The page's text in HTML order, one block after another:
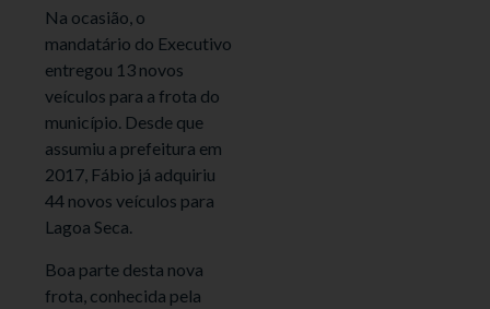
Na ocasião, o
mandatário do Executivo
entregou 13 novos
veículos para a frota do
município. Desde que
assumiu a prefeitura em
2017, Fábio já adquiriu
44 novos veículos para
Lagoa Seca.
Boa parte desta nova
frota, conhecida pela